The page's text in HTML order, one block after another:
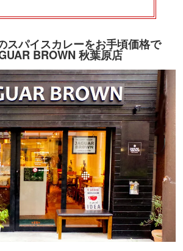
スパイスカレーをお手頃価格で
BROWN 秋葉原店